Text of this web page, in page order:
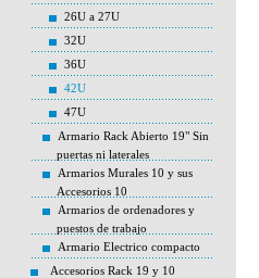
26U a 27U
32U
36U
42U
47U
Armario Rack Abierto 19" Sin
puertas ni laterales
Armarios Murales 10 y sus
Accesorios 10
Armarios de ordenadores y
puestos de trabajo
Armario Electrico compacto
Accesorios Rack 19 y 10